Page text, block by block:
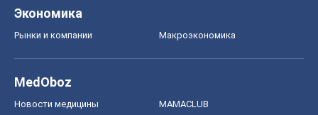
Экономика
Рынки и компании Mакроэкономика
MedOboz
Новости медицины MAMACLUB